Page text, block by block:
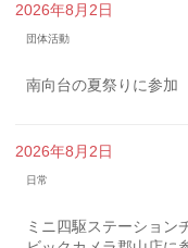
2026年8月2日
団体活動
南向台の夏祭りに参加
2026年8月2日
日常
ミニ四駆ステーション